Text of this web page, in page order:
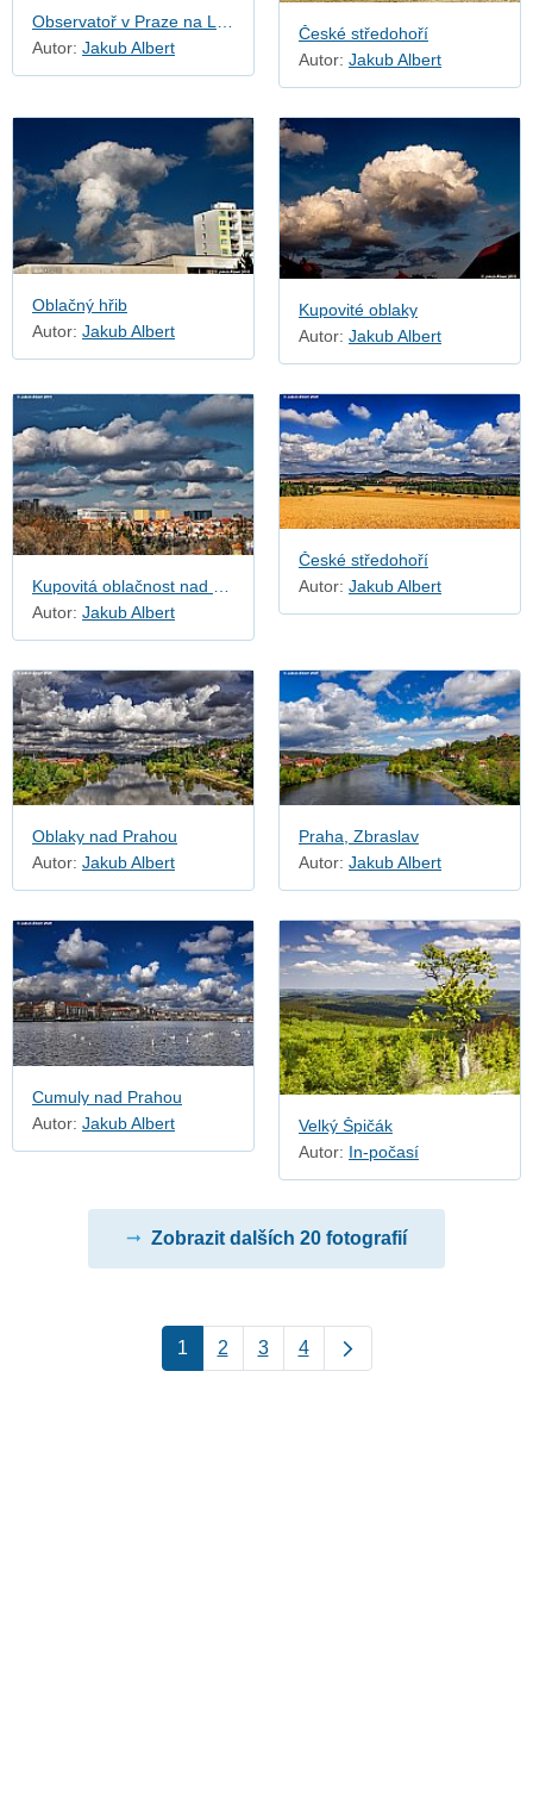
Observatoř v Praze na Libuši
Autor: Jakub Albert
České středohoří
Autor: Jakub Albert
Oblačný hřib
Autor: Jakub Albert
Kupovité oblaky
Autor: Jakub Albert
Autor: Jakub Albert
České středohoří
Autor: Jakub Albert
Oblaky nad Prahou
Autor: Jakub Albert
Praha, Zbraslav
Autor: Jakub Albert
Cumuly nad Prahou
Autor: Jakub Albert
Velký Špičák
Autor: In-počasí
Zobrazit dalších 20 fotografií
1 2 3 4